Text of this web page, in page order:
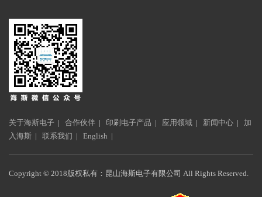
关于海斯电子 | 合作伙伴 | 印刷电子产品 | 应用领域 | 新闻中心 | 加
入海斯 | 联系我们 | English |
Copyright © 2018版权私有：昆山海斯电子有限公司 All Rights Reserved.